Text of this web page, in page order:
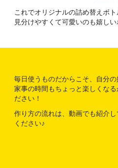
これでオリジナルの詰め替えボト
見分けやすくて可愛いのも嬉しい
毎日使うものだからこそ、自分の
家事の時間もちょっと楽しくな
ださい！
作り方の流れは、動画でも紹介
ください♪